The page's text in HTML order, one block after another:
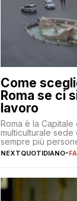
Come
Roma se ci
lavoro
Roma è la Capitale
multiculturale
sempre più
NEXTQUOTIDIANO-